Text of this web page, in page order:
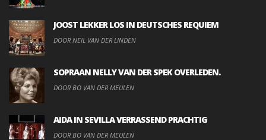
JOOST LEKKER LOS IN DEUTSCHES REQUIEM
DOOR NEIL VAN DER LINDEN
SOPRAAN NELLY VAN DER SPEK OVERLEDEN.
DOOR BO VAN DER MEULEN
AIDA IN SEVILLA VERRASSEND PRACHTIG
DOOR BO VAN DER MEULEN